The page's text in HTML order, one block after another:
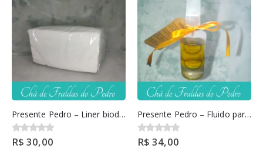
Presente Pedro – Liner biodegradável 50uni
0out of 5
R$ 30,00
Presente Pedro – Fluido para troca de fraldas
0out of 5
R$ 34,00